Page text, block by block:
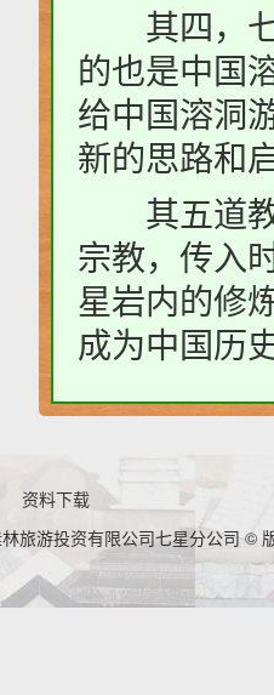
其四，七
的也是中国
给中国溶洞
新的思路和
其五道教
宗教，传入
星岩内的修
成为中国历
资料下载
旅游投资有限公司七星分公司 ©